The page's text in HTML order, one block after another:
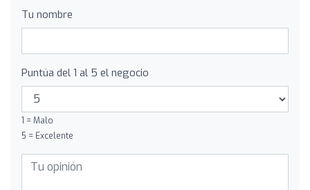
Tu nombre
Puntúa del 1 al 5 el negocio
1 = Malo
5 = Excelente